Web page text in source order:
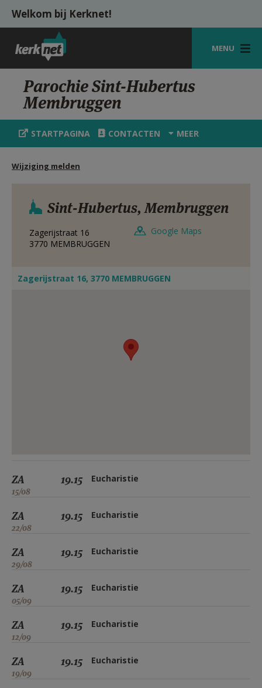
Overslaan en naar de inhoud gaan
Welkom bij Kerknet!
MENU
STARTPAGINA
KERK
VIERINGEN
HULP
MIJN PAROCHIE
AANMELDEN OF REGISTREREN
Parochie Sint-Hubertus
Membruggen
STARTPAGINA CONTACTEN MEER
Wijziging melden
Sint-Hubertus, Membruggen
Zagerijstraat 16
3770 MEMBRUGGEN
Google Maps
Zagerijstraat 16, 3770 MEMBRUGGEN
ZA
15/08
19.15 Eucharistie
ZA
22/08
19.15 Eucharistie
ZA
29/08
19.15 Eucharistie
ZA
05/09
19.15 Eucharistie
ZA
12/09
19.15 Eucharistie
ZA
19/09
19.15 Eucharistie